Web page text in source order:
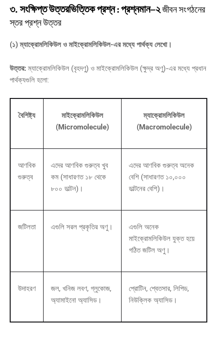
৩. সংক্ষিপ্ত উত্তরভিত্তিক প্রশ্ন : প্রশ্নমান–২জীবন সংগঠনের
স্তর প্রশ্ন উত্তর
(১) ম্যাক্রোমলিকিউল ও মাইক্রোমলিকিউল-এর মধ্যে পার্থক্য লেখো।
উত্তর: ম্যাক্রোমলিকিউল (বৃহদণু) ও মাইক্রোমলিকিউল (ক্ষুদ্র অণু)-এর মধ্যে প্রধান
পার্থক্যগুলি হলো:
বৈশিষ্ট্য
মাইক্রোমলিকিউল
(Micromolecule)
ম্যাক্রোমলিকিউল
(Macromolecule)
আণবিক
গুরুত্ব
এদের আণবিক গুরুত্ব খুব
কম (সাধারণত ১৮ থেকে
৮০০ ডাল্টন)।
এদের আণবিক গুরুত্ব অনেক
বেশি (সাধারণত ১০,০০০
ডাল্টনের বেশি)।
জটিলতা এগুলি সরল প্রকৃতির অণু।
এগুলি অনেক
মাইক্রোমলিকিউল যুক্ত হয়ে
গঠিত জটিল অণু।
উদাহরণ
জল, খনিজ লবণ, গ্লুকোজ,
অ্যামাইনো অ্যাসিড।
প্রোটিন, শ্বেতসার, লিপিড,
নিউক্লিক অ্যাসিড।